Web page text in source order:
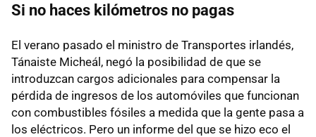
Si no haces kilómetros no pagas
El verano pasado el ministro de Transportes irlandés,
Tánaiste Micheál, negó la posibilidad de que se
introduzcan cargos adicionales para compensar la
pérdida de ingresos de los automóviles que funcionan
con combustibles fósiles a medida que la gente pasa a
los eléctricos. Pero un informe del que se hizo eco el